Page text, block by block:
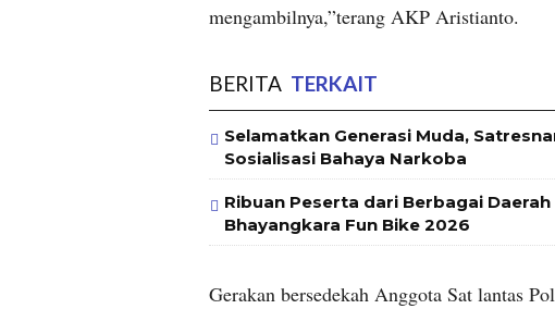
mengambilnya,”terang AKP Aristianto.
BERITA TERKAIT
Selamatkan Generasi Muda,
Sosialisasi Bahaya Narkoba
Ribuan Peserta dari Berbagai
Bhayangkara Fun Bike 2026
Gerakan bersedekah Anggota Sat lantas